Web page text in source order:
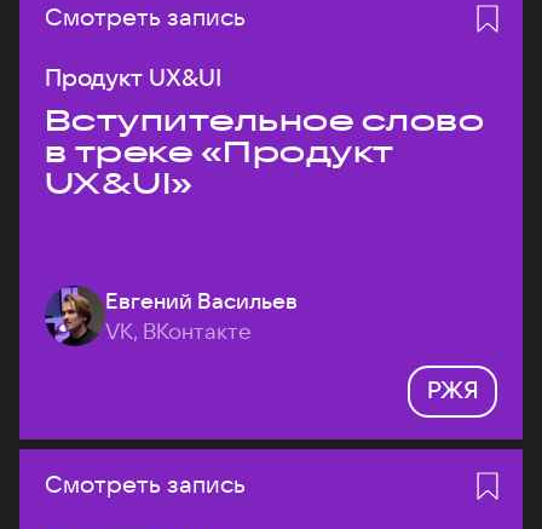
Смотреть запись
Продукт UX&UI
Вступительное слово
в треке «Продукт
UX&UI»
Евгений Васильев
VK, ВКонтакте
РЖЯ
Смотреть запись